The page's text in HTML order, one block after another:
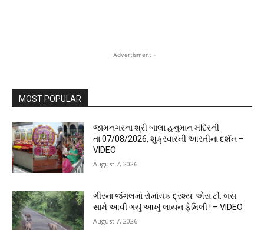
- Advertisment -
MOST POPULAR
જામનગરના શ્રી બાલા હનુમાન મંદિરની
તા.07/08/2026, શુક્રવારની આરતીના દર્શન –
VIDEO
August 7, 2026
ગીરના જંગલમાં રોમાંચક દ્રશ્ય: એસ.ટી. બસ
સામે આવી ગયું આખું લાયન ફેમિલી ! – VIDEO
August 7, 2026